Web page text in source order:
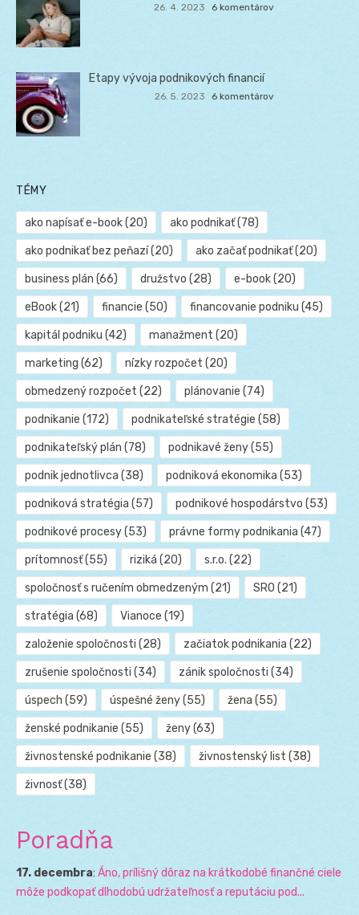
26. 4. 2023 6 komentárov
Etapy vývoja podnikových financií
26. 5. 2023 6 komentárov
TÉMY
ako napísať e-book(20) ako podnikať(78)
ako podnikať bez peňazí(20) ako začať podnikať(20)
business plán (66) družstvo (28) e-book(20)
eBook(21) financie (50) financovanie podniku (45)
kapitál podniku (42) manažment (20)
marketing (62) nízky rozpočet (20)
obmedzený rozpočet (22) plánovanie (74)
podnikanie (172) podnikateľské stratégie (58)
podnikateľský plán (78) podnikavé ženy(55)
podnik jednotlivca (38) podniková ekonomika (53)
podniková stratégia (57) podnikové hospodárstvo (53)
podnikové procesy(53) právne formy podnikania (47)
prítomnosť(55) riziká (20) s.r.o. (22)
spoločnosť s ručením obmedzeným (21) SRO (21)
stratégia (68) Vianoce (19)
založenie spoločnosti (28) začiatok podnikania (22)
zrušenie spoločnosti (34) zánik spoločnosti (34)
úspech (59) úspešné ženy(55) žena (55)
ženské podnikanie (55) ženy(63)
živnostenské podnikanie (38) živnostenský list (38)
živnosť(38)
Poradňa
17. decembra: Áno, prílišný dôraz na krátkodobé finančné ciele
môže podkopať dlhodobú udržateľnosť a reputáciu pod...